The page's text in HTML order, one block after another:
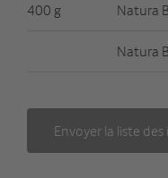
400 g Natura
Natura
Envoyer la liste